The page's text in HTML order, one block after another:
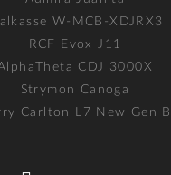
W-MCB-XDJRX3
RCF Evox J11
CDJ 3000X
Strymon Canoga
Carlton L7 New Gen